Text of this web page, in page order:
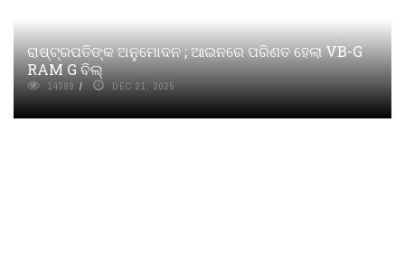
ରାଷ୍ଟ୍ରପତିଙ୍କ ଅନୁମୋଦନ ; ଆଇନରେ ପରିଣତ ହେଲା VB-G
RAM G ବିଲ୍‌
14389 DEC 21, 2025